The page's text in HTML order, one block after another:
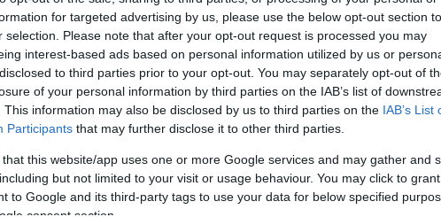
for targeted advertising by us, please use the below opt-out section to
selection. Please note that after your opt-out request is processed you may
interest-based ads based on personal information utilized by us or
to third parties prior to your opt-out. You may separately opt-out of
of your personal information by third parties on the IAB’s list of
This information may also be disclosed by us to third parties on the IAB’s List
Participants that may further disclose it to other third parties.
that this website/app uses one or more Google services and may gather and
but not limited to your visit or usage behaviour. You may click to
to Google and its third-party tags to use your data for below specified
kövess minket a Csakfoci Google News oldalán is!
játékvezetője?
alapján határoztuk meg)
tulajdonosa)
Ezeket